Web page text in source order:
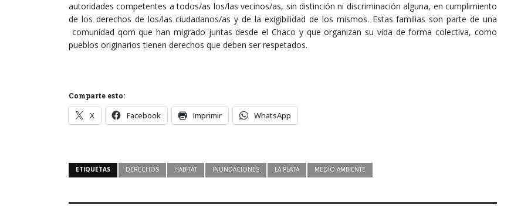
autoridades competentes a todos/as los/las vecinos/as, sin distinción ni discriminación alguna, en cumplimiento
de los derechos de los/las ciudadanos/as y de la exigibilidad de los mismos. Estas familias son parte de una
comunidad qom que han migrado juntas desde el Chaco y que organizan su vida de forma colectiva, como
pueblos originarios tienen derechos que deben ser respetados.
Comparte esto:
X Facebook Imprimir WhatsApp
ETIQUETAS DERECHOS HABITAT INUNDACIONES LA PLATA MEDIO AMBIENTE